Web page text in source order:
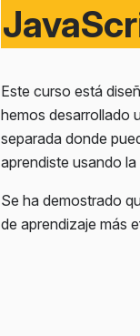
Este curso está
hemos desarrollado
separada donde
aprendiste usando
Se ha demostrado
de aprendizaje más